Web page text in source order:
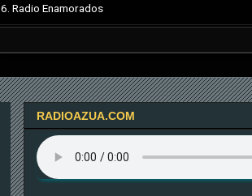
6. Radio Enamorados
RADIOAZUA.COM